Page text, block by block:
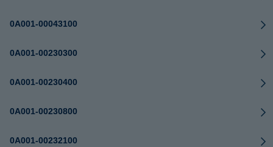
0A001-00043100
0A001-00230300
0A001-00230400
0A001-00230800
0A001-00232100